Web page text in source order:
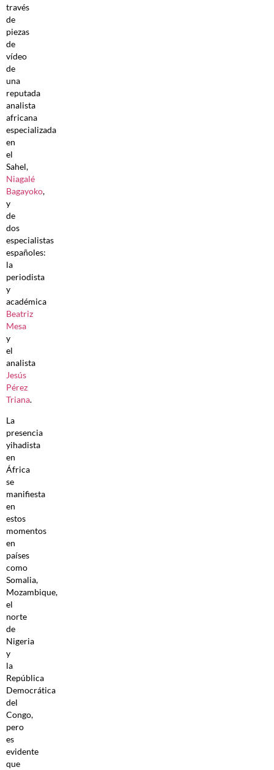
través
de
piezas
de
vídeo
de
una
reputada
analista
africana
especializada
en
el
Sahel,
Niagalé
Bagayoko,
y
de
dos
especialistas
españoles:
la
periodista
y
académica
Beatriz
Mesa
y
el
analista
Jesús
Pérez
Triana.
La
presencia
yihadista
en
África
se
manifiesta
en
estos
momentos
en
países
como
Somalia,
Mozambique,
el
norte
de
Nigeria
y
la
República
Democrática
del
Congo,
pero
es
evidente
que